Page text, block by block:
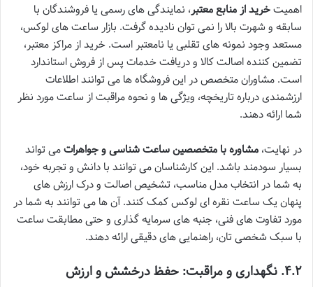
اهمیتخرید از منابع معتبر، نمایندگی های رسمی یا فروشندگان با
سابقه و شهرت بالا را نمی توان نادیده گرفت. بازار ساعت های لوکس،
مستعد وجود نمونه های تقلبی یا نامعتبر است. خرید از مراکز معتبر،
تضمین کننده اصالت کالا و دریافت خدمات پس از فروش استاندارد
است. مشاوران متخصص در این فروشگاه ها می توانند اطلاعات
ارزشمندی درباره تاریخچه، ویژگی ها و نحوه مراقبت از ساعت مورد نظر
شما ارائه دهند.
در نهایت، مشاوره با متخصصین ساعت شناسی و جواهراتمی تواند
بسیار سودمند باشد. این کارشناسان می توانند با دانش و تجربه خود،
به شما در انتخاب مدل مناسب، تشخیص اصالت و درک ارزش های
پنهان یک ساعت نقره ای لوکس کمک کنند. آن ها می توانند به شما در
مورد تفاوت های فنی، جنبه های سرمایه گذاری و حتی مطابقت ساعت
با سبک شخصی تان، راهنمایی های دقیقی ارائه دهند.
۴.۲. نگهداری و مراقبت: حفظ درخشش و ارزش